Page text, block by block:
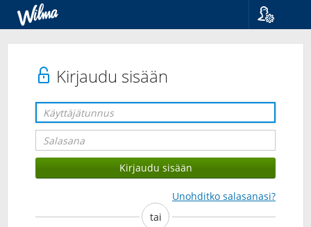
Kirjaudu sisään
Unohditko salasanasi?
tai